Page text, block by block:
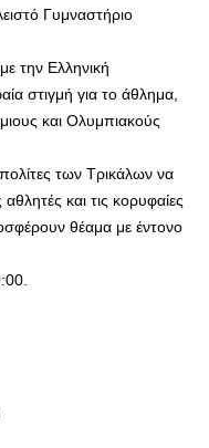
Γυμναστήριο
την Ελληνική
στιγμή για το άθλημα,
και Ολυμπιακούς
των Τρικάλων να
και τις κορυφαίες
θέαμα με έντονο